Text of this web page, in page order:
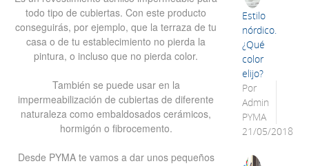
todo tipo de cubiertas. Con este producto
conseguirás, por ejemplo, que la terraza de tu
casa o de tu establecimiento no pierda la
pintura, o incluso que no pierda color.
También se puede usar en la
impermeabilización de cubiertas de diferente
naturaleza como embaldosados cerámicos,
hormigón o fibrocemento.
Desde PYMA te vamos a dar unos pequeños
Estilo
nórdico.
¿Qué
color
elijo?
Por
Admin
PYMA
21/05/2018